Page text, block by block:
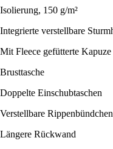
Isolierung, 150 g/m²
Integrierte verstellbare
Mit Fleece gefütterte Kapuze
Brusttasche
Doppelte Einschubtaschen
Verstellbare
Längere Rückwand